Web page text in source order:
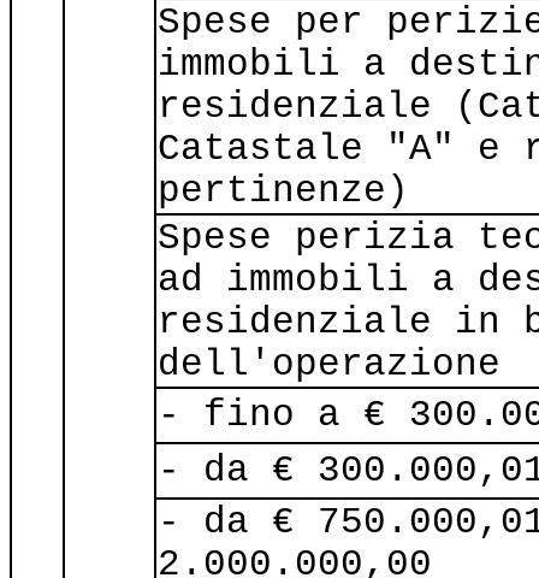
Spese per
immobili a
residenziale
Catastale "A" e
pertinenze)
Spese perizia
ad immobili a
residenziale in
dell'operazione
- fino a €
- da €
- da €
2.000.000,00